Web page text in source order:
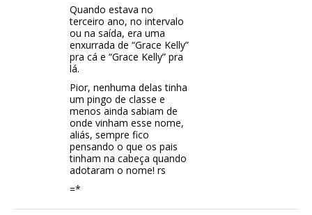
Quando estava no
terceiro ano, no intervalo
ou na saída, era uma
enxurrada de “Grace Kelly”
pra cá e “Grace Kelly” pra
lá.
Pior, nenhuma delas tinha
um pingo de classe e
menos ainda sabiam de
onde vinham esse nome,
aliás, sempre fico
pensando o que os pais
tinham na cabeça quando
adotaram o nome! rs
=*